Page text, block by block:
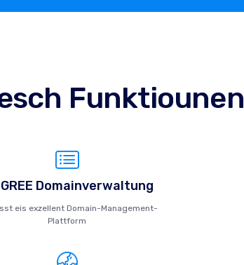
Funktiounen
Domainverwaltung
eis exzellent Domain-Management-
Plattform